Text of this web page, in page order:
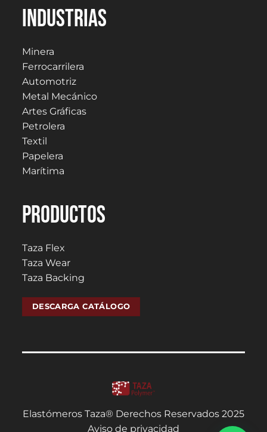
Industrias
Minera
Ferrocarrilera
Automotriz
Metal Mecánico
Artes Gráficas
Petrolera
Textil
Papelera
Marítima
PRODUCTOS
Taza Flex
Taza Wear
Taza Backing
DESCARGA CATÁLOGO
Elastómeros Taza® Derechos Reservados 2025
Aviso de privacidad